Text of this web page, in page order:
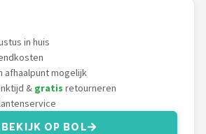
in huis
afhaalpunt mogelijk
& gratis retourneren
BEKIJK OP BOL